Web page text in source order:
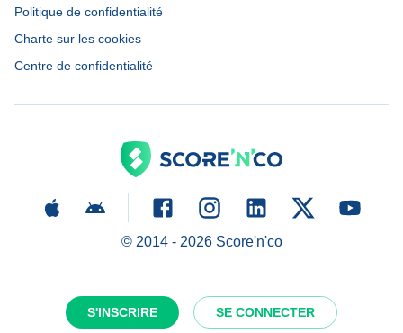
S'INSCRIRE SE CONNECTER
Politique de confidentialité
Charte sur les cookies
Centre de confidentialité
© 2014 - 2026Score'n'co